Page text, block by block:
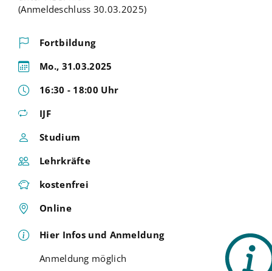
(Anmeldeschluss 30.03.2025)
Fortbildung
Mo., 31.03.2025
16:30 - 18:00 Uhr
IJF
Studium
Lehrkräfte
kostenfrei
Online
Hier Infos und Anmeldung
Anmeldung möglich